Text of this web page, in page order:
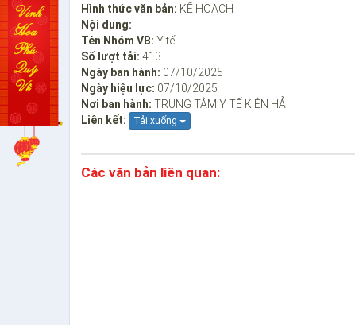
Hình thức văn bản: KẾ HOẠCH
Nội dung:
Tên Nhóm VB: Y tế
Số lượt tải: 413
Ngày ban hành: 07/10/2025
Ngày hiệu lực: 07/10/2025
Nơi ban hành: TRUNG TÂM Y TẾ KIÊN HẢI
Liên kết:
Tải xuống
Các văn bản liên quan: